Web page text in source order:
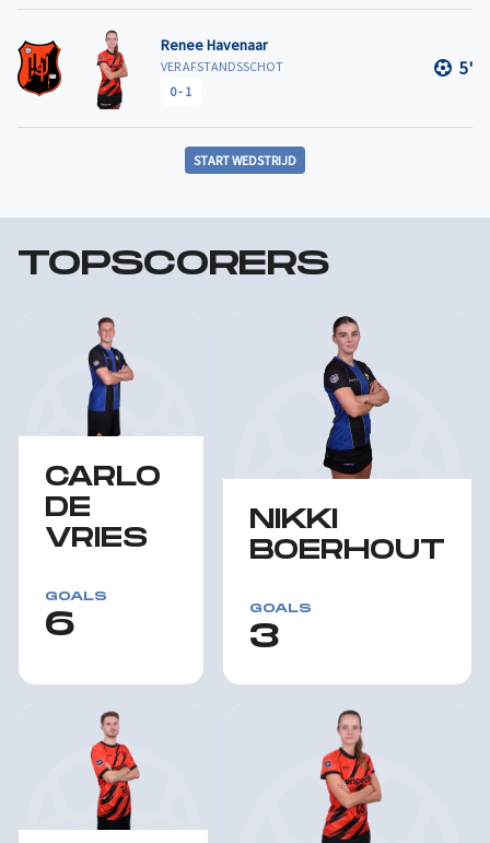
Renee Havenaar
VER AFSTANDSSCHOT
0- 1
5'
START WEDSTRIJD
TOPSCORERS
CARLO
DE
VRIES
GOALS
6
NIKKI
BOERHOUT
GOALS
3